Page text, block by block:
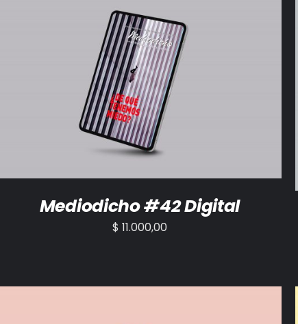
AÑADIR AL CARRITO /
Mediodicho #42 Digital
$ 11.000,00